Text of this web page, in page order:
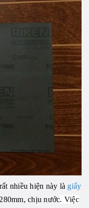
nhiều hiện này là giấy
chịu nước. Việc